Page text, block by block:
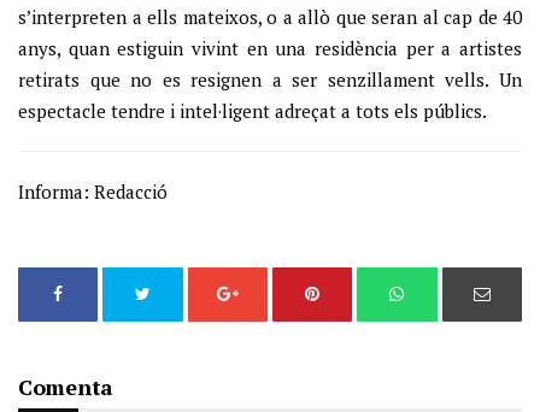
s’interpreten a ells mateixos, o a allò que seran al cap de 40
anys, quan estiguin vivint en una residència per a artistes
retirats que no es resignen a ser senzillament vells. Un
espectacle tendre i intel·ligent adreçat a tots els públics.
Informa: Redacció
Comenta